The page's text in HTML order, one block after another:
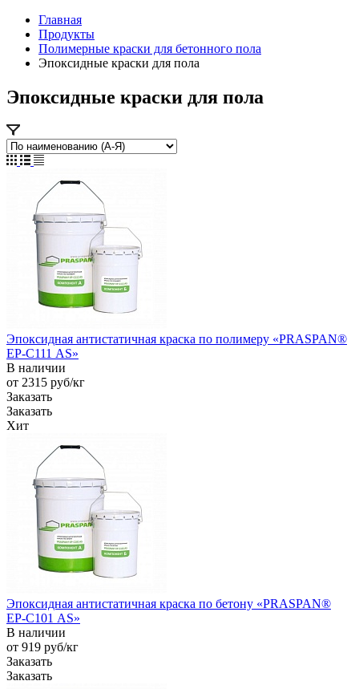
Главная
Продукты
Полимерные краски для бетонного пола
Эпоксидные краски для пола
Эпоксидные краски для пола
Эпоксидная антистатичная краска по полимеру «PRASPAN®
EP-С111 AS»
В наличии
от 2315 руб/кг
Заказать
Заказать
Хит
Эпоксидная антистатичная краска по бетону «PRASPAN®
EP-С101 AS»
В наличии
от 919 руб/кг
Заказать
Заказать